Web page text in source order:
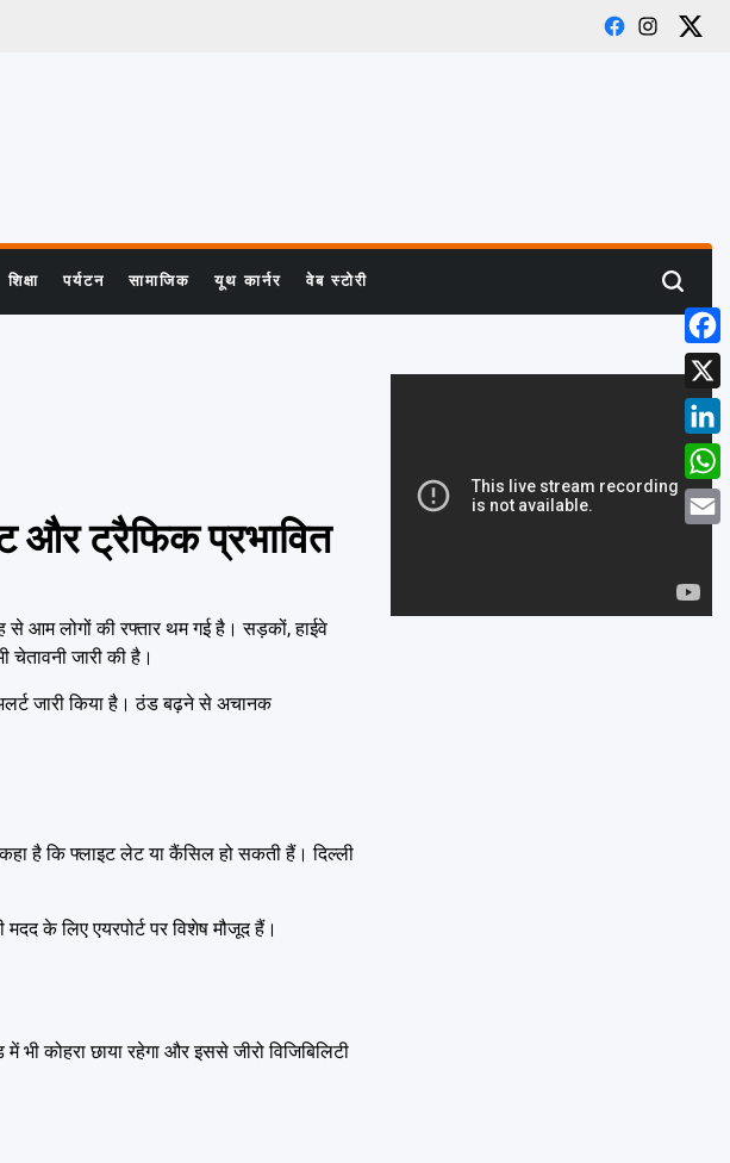
FacebookX
शिक्षा पर्यटन सामाजिक यूथ कार्नर वेब स्टोरी Search
और ट्रैफिक प्रभावित
आम लोगों की रफ्तार थम गई है। सड़कों, हाईवे
जारी की है।
जारी किया है। ठंड बढ़ने से अचानक
है कि फ्लाइट लेट या कैंसिल हो सकती हैं। दिल्ली
के लिए एयरपोर्ट पर विशेष मौजूद हैं।
कोहरा छाया रहेगा और इससे जीरो विजिबिलिटी
X